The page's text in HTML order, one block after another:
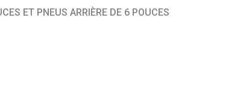
ET PNEUS ARRIÈRE DE 6 POUCES